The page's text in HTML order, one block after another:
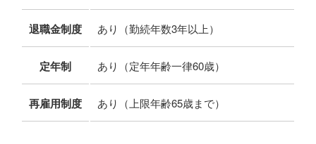
退職金制度 あり（勤続年数3年以上）
定年制 あり（定年年齢一律60歳）
再雇用制度 あり（上限年齢65歳まで）